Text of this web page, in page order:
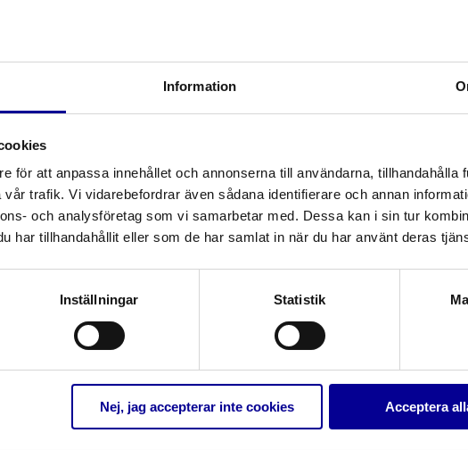
Information
för att anpassa innehållet och annonserna till användarna, tillhandahålla
trafik. Vi vidarebefordrar även sådana identifierare och annan
och analysföretag som vi samarbetar med. Dessa kan i sin tur
har tillhandahållit eller som de har samlat in när du har använt deras
Inställningar Statistik
Nej, jag accepterar inte cookies Acceptera
30 x 15 x 15 cm 8
angle
Relaterade produkter